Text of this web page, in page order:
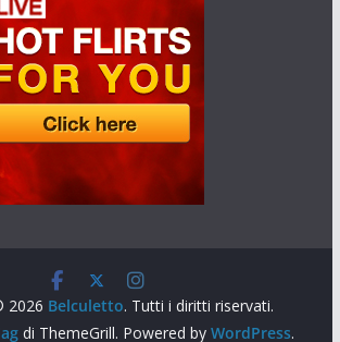
2026 Belculetto. Tutti i diritti riservati.
di ThemeGrill. Powered byWordPress.